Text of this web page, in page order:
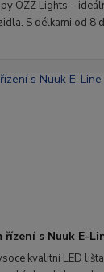
OZZ Lights –
S délkami od 8
řízení s Nuuk E-
kvalitní LED